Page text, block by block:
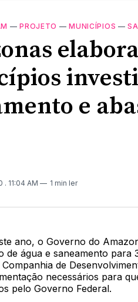
—PROJETO —MUNICÍPIOS —
e
. 11:04 AM 1 min ler
ano, o Governo do
de água e saneamento
de
necessários para
pelo Governo Federal.